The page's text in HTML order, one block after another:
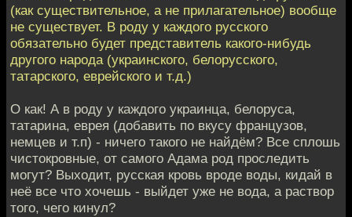
(как существительное, а не прилагательное) вообще
не существует. В роду у каждого русского
обязательно будет представитель какого-нибудь
другого народа (украинского, белорусского,
татарского, еврейского и т.д.)
О как! А в роду у каждого украинца, белоруса,
татарина, еврея (добавить по вкусу французов,
немцев и т.п) - ничего такого не найдём? Все сплошь
чистокровные, от самого Адама род проследить
могут? Выходит, русская кровь вроде воды, кидай в
неё все что хочешь - выйдет уже не вода, а раствор
того, чего кинул?